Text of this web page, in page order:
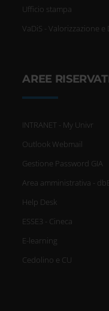
Ufficio stampa
VaDiS - Valorizzazione
AREE
INTRANET - My Univr
Outlook Webmail
Gestione Password GIA
Area amministrativa -
Help Desk
ESSE3 - Cineca
E-learning
Cedolino e CU